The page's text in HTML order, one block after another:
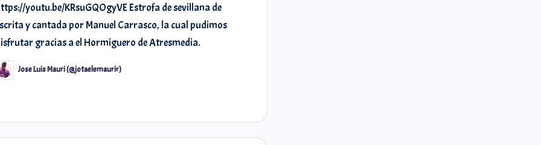
youtu.be/KRsuGQOgyVE Estrofa de sevillana de
y cantada por Manuel Carrasco, la cual pudimos
gracias a el Hormiguero de Atresmedia.
Jose Luis Mauri (@jotaelemaurir)